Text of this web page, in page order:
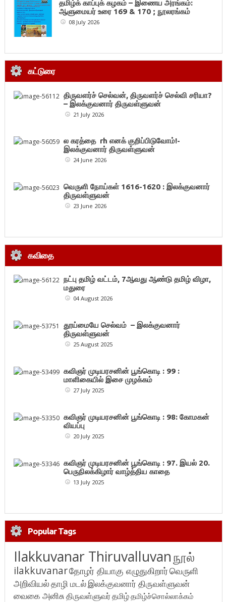
தமிழ்க் காப்புக் கழகம் – இணைய அரங்கம்:
ஆளுமையர் உரை 169 & 170 ; நூலரங்கம்
08 July 2026
கட்டுரை
திருவளர்ச் செல்வன், திருவளர்ச் செல்வி சரியா?
– இலக்குவனார் திருவள்ளுவன்
21 July 2026
ல கரத்தை rh எனக் குறிப்பிடுவோம்!-
இலக்குவனார் திருவள்ளுவன்
24 June 2026
வெருளி நோய்கள் 1616-1620 : இலக்குவனார்
திருவள்ளுவன்
23 June 2026
கவிதை
நட்பு தமிழ் வட்டம், 7ஆவது ஆண்டு தமிழ் விழா,
மதுரை
04 August 2026
தூய்மையே செல்வம் – இலக்குவனார்
திருவள்ளுவன்
25 August 2025
கவிஞர் முடியரசனின் பூங்கொடி : 99 :
மாளிகையில் இசை முழக்கம்
27 July 2025
கவிஞர் முடியரசனின் பூங்கொடி : 98: கோமகன்
வியப்பு
20 July 2025
கவிஞர் முடியரசனின் பூங்கொடி : 97. இயல் 20.
பெருநிலக்கிழார் வாழ்த்திய காதை
13 July 2025
Popular Tags
Ilakkuvanar Thiruvalluvanநூல்
ilakkuvanarதோழர் தியாகு எழுதுகிறார்வெருளி
அறிவியல்தாழி மடல்இலக்குவனார் திருவள்ளுவன்
வைகை அனிசுதிருவள்ளுவர்தமிழ்தமிழ்ச்சொல்லாக்கம்